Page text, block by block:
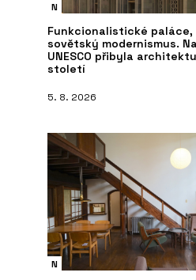
N
Funkcionalistické paláce,
sovětský modernismus.
UNESCO přibyla
století
5. 8. 2026
N